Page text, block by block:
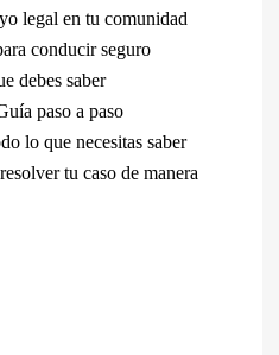
legal en tu comunidad
conducir seguro
debes saber
paso a paso
lo que necesitas saber
tu caso de manera